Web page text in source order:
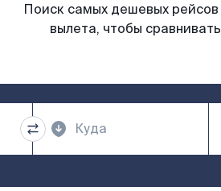
Поиск самых дешевых
вылета, чтобы